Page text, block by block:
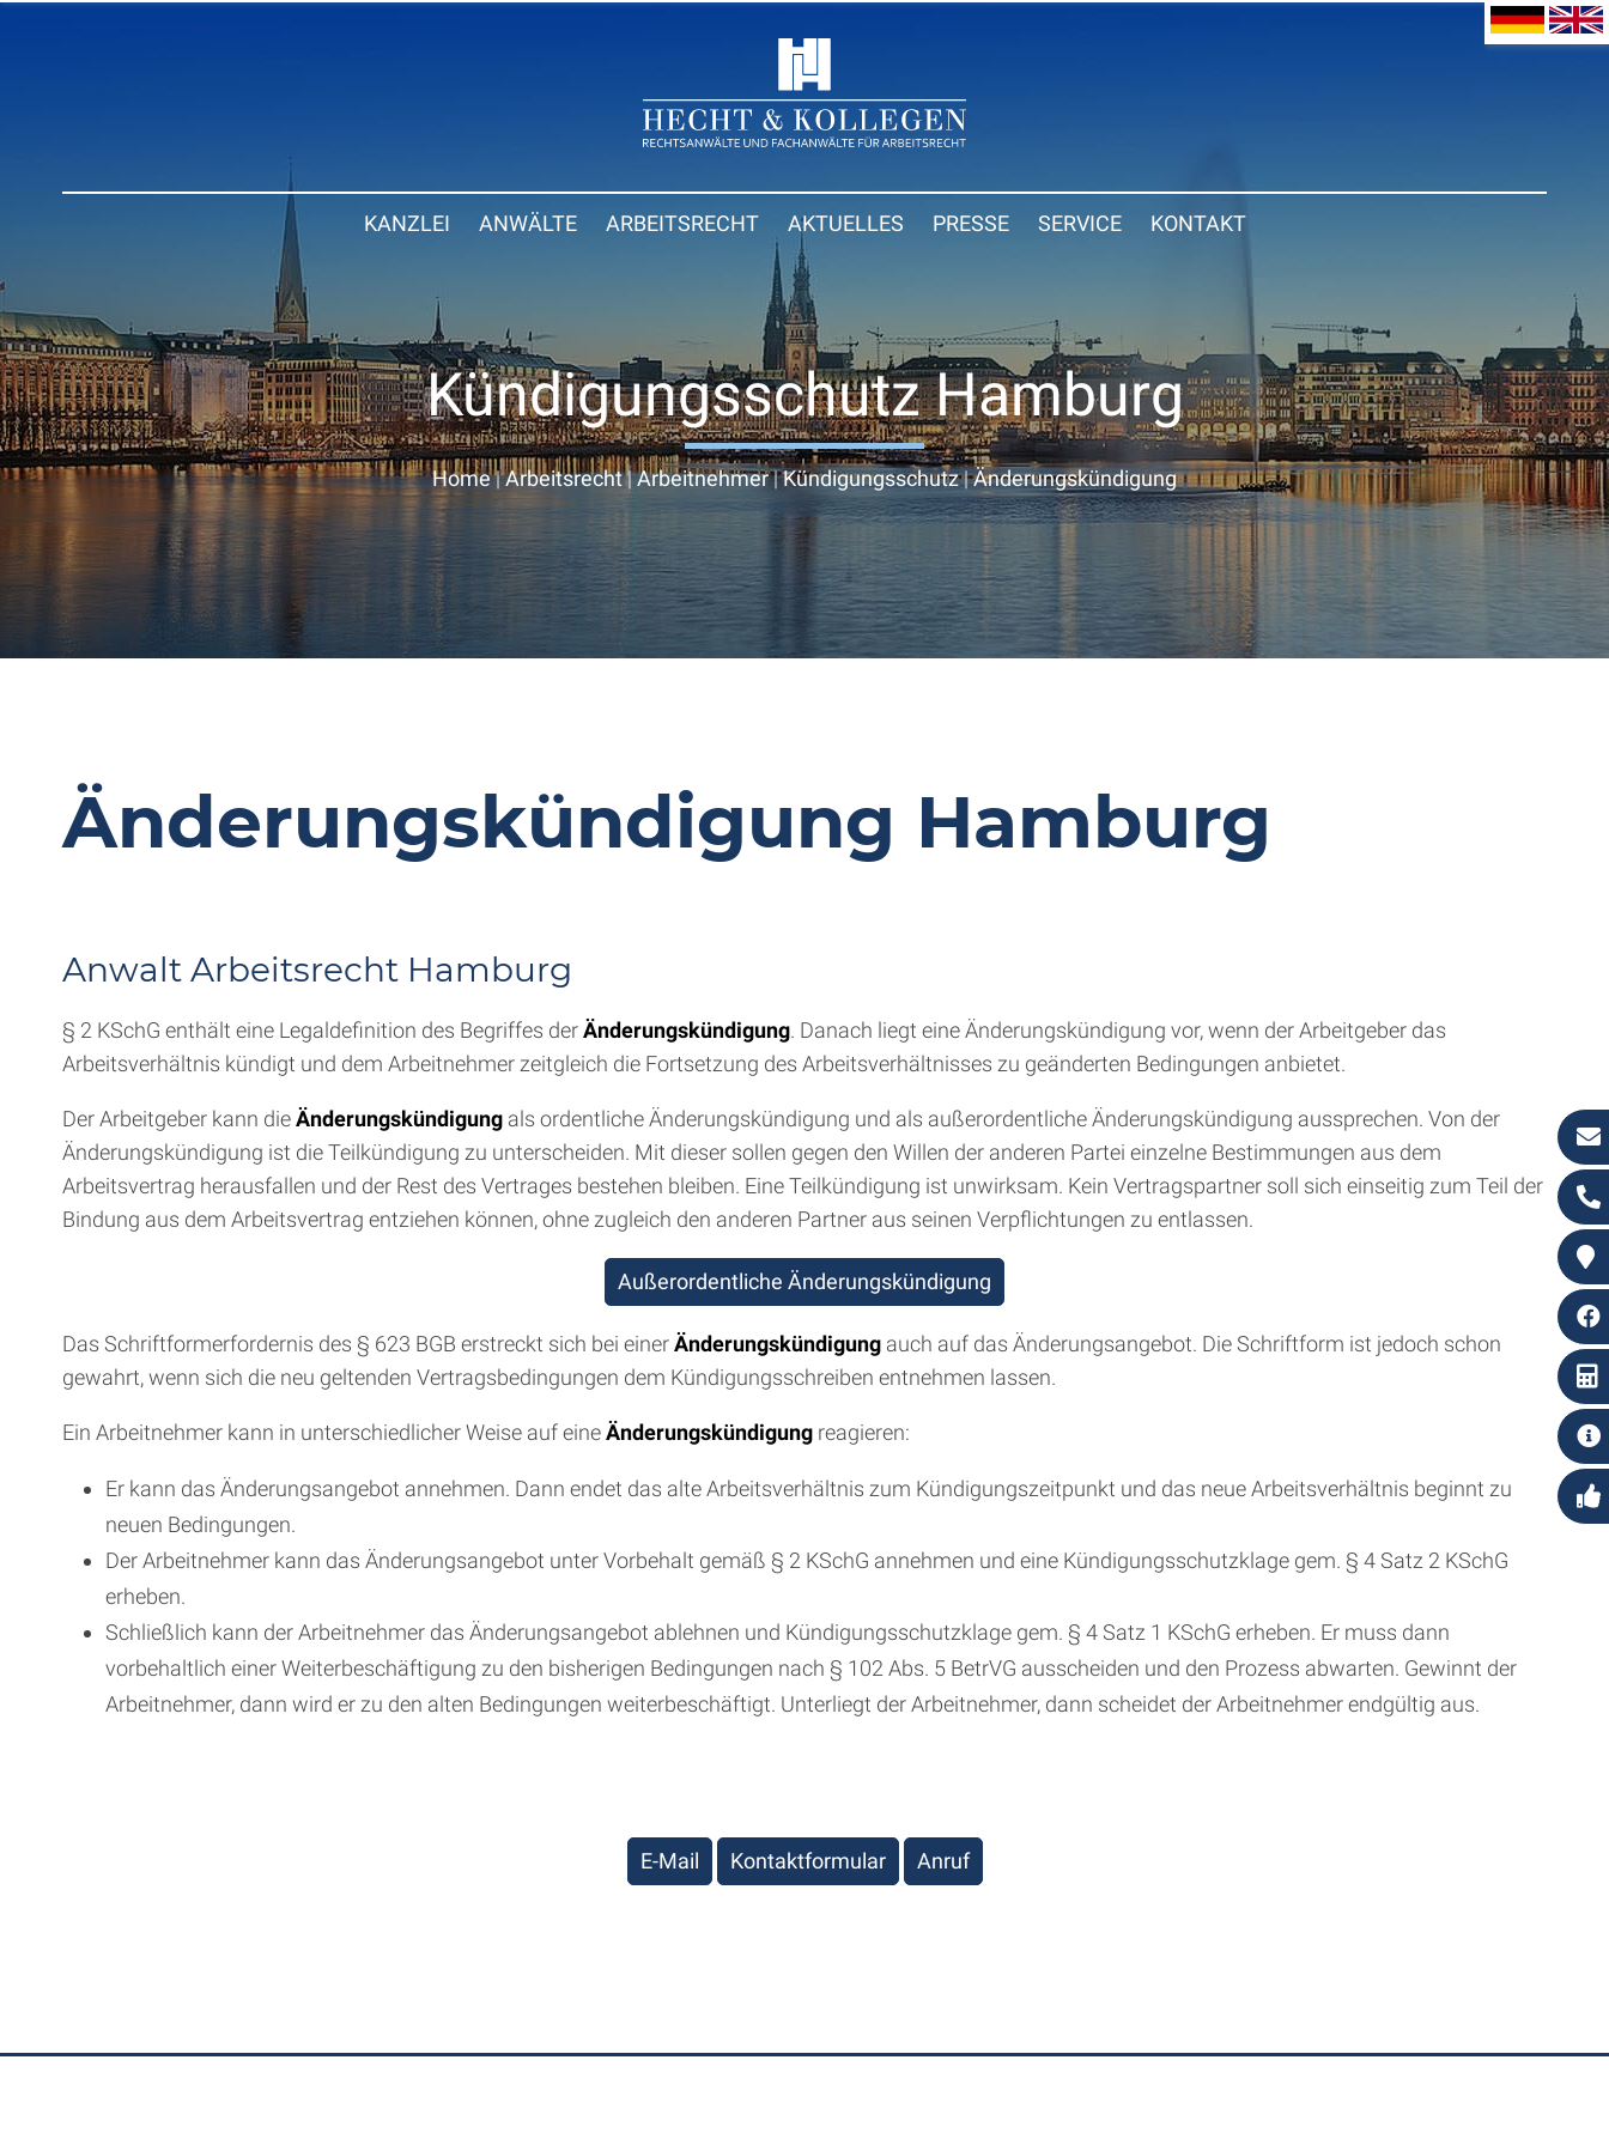
KANZLEI ANWÄLTE ARBEITSRECHT AKTUELLES PRESSE SERVICE KONTAKT
Kündigungsschutz Hamburg
Home|Arbeitsrecht|Arbeitnehmer|Kündigungsschutz|Änderungskündigung
Änderungskündigung Hamburg
Anwalt Arbeitsrecht Hamburg
§ 2 KSchG enthält eine Legaldefinition des Begriffes derÄnderungskündigung. Danach liegt eine Änderungskündigung vor, wenn der Arbeitgeber das
Arbeitsverhältnis kündigt und dem Arbeitnehmer zeitgleich die Fortsetzung des Arbeitsverhältnisses zu geänderten Bedingungen anbietet.
Der Arbeitgeber kann dieÄnderungskündigung als ordentliche Änderungskündigung und als außerordentliche Änderungskündigung aussprechen. Von der
Änderungskündigung ist die Teilkündigung zu unterscheiden. Mit dieser sollen gegen den Willen der anderen Partei einzelne Bestimmungen aus dem
Arbeitsvertrag herausfallen und der Rest des Vertrages bestehen bleiben. Eine Teilkündigung ist unwirksam. Kein Vertragspartner soll sich einseitig zum Teil der
Bindung aus dem Arbeitsvertrag entziehen können, ohne zugleich den anderen Partner aus seinen Verpflichtungen zu entlassen.
Außerordentliche Änderungskündigung
Das Schriftformerfordernis des § 623 BGB erstreckt sich bei einerÄnderungskündigung auch auf das Änderungsangebot. Die Schriftform ist jedoch schon
gewahrt, wenn sich die neu geltenden Vertragsbedingungen dem Kündigungsschreiben entnehmen lassen.
Ein Arbeitnehmer kann in unterschiedlicher Weise auf eineÄnderungskündigung reagieren:
Er kann das Änderungsangebot annehmen. Dann endet das alte Arbeitsverhältnis zum Kündigungszeitpunkt und das neue Arbeitsverhältnis beginnt zu
neuen Bedingungen.
Der Arbeitnehmer kann das Änderungsangebot unter Vorbehalt gemäß § 2 KSchG annehmen und eine Kündigungsschutzklage gem. § 4 Satz 2 KSchG
erheben.
Schließlich kann der Arbeitnehmer das Änderungsangebot ablehnen und Kündigungsschutzklage gem. § 4 Satz 1 KSchG erheben. Er muss dann
vorbehaltlich einer Weiterbeschäftigung zu den bisherigen Bedingungen nach § 102 Abs. 5 BetrVG ausscheiden und den Prozess abwarten. Gewinnt der
Arbeitnehmer, dann wird er zu den alten Bedingungen weiterbeschäftigt. Unterliegt der Arbeitnehmer, dann scheidet der Arbeitnehmer endgültig aus.
E-Mail Kontaktformular Anruf